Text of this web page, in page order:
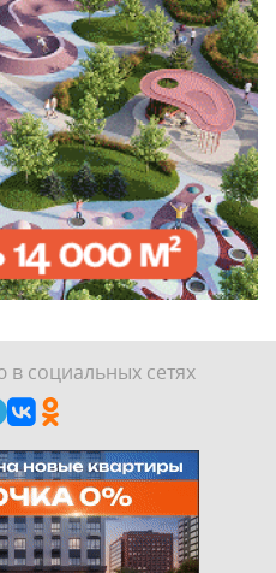
социальных сетях